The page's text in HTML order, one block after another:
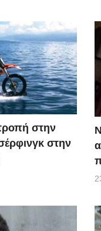
στην
στην